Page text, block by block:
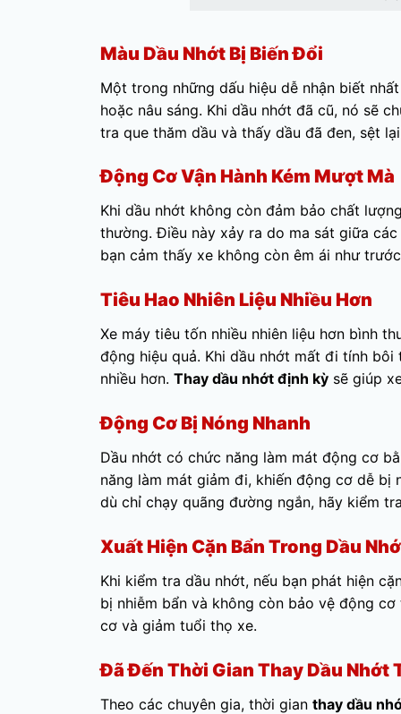
Màu Dầu Nhớt Bị Biến Đổi
Một trong những dấu hiệu dễ nhận biết
hoặc nâu sáng. Khi dầu nhớt đã cũ, nó sẽ
tra que thăm dầu và thấy dầu đã đen, sệt
Động Cơ Vận Hành Kém Mượt Mà
Khi dầu nhớt không còn đảm bảo chất
thường. Điều này xảy ra do ma sát giữa
bạn cảm thấy xe không còn êm ái như
Tiêu Hao Nhiên Liệu Nhiều Hơn
Xe máy tiêu tốn nhiều nhiên liệu hơn bình
động hiệu quả. Khi dầu nhớt mất đi tính
nhiều hơn. Thay dầu nhớt định kỳ sẽ giúp
Động Cơ Bị Nóng Nhanh
Dầu nhớt có chức năng làm mát động cơ
năng làm mát giảm đi, khiến động cơ dễ bị
dù chỉ chạy quãng đường ngắn, hãy kiểm
Xuất Hiện Cặn Bẩn Trong Dầu
Khi kiểm tra dầu nhớt, nếu bạn phát hiện
bị nhiễm bẩn và không còn bảo vệ động
cơ và giảm tuổi thọ xe.
Đã Đến Thời Gian Thay Dầu Nhớt
Theo các chuyên gia, thời gian thay dầu